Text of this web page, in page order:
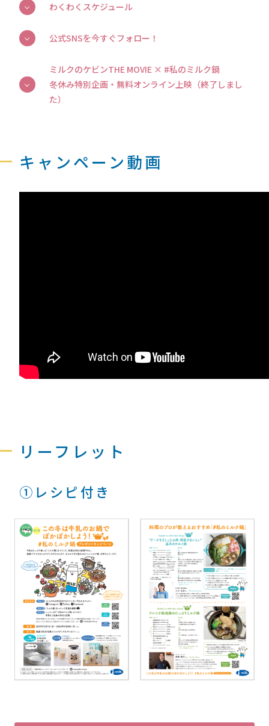
わくわくスケジュール
公式SNSを今すぐフォロー！
ミルクのケビンTHE MOVIE × #私のミルク鍋
冬休み特別企画・無料オンライン上映（終了しまし
た）
キャンペーン動画
リーフレット
①レシピ付き